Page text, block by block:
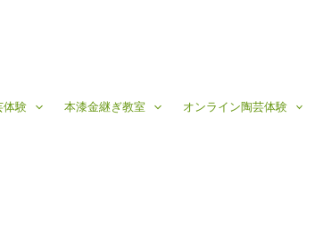
体験 本漆金継ぎ教室 オンライン陶芸体験